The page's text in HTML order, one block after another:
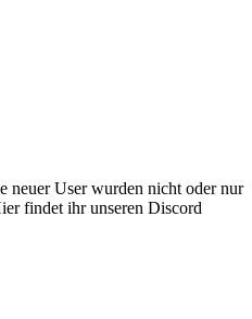
neuer User wurden nicht oder nur
findet ihr unseren Discord